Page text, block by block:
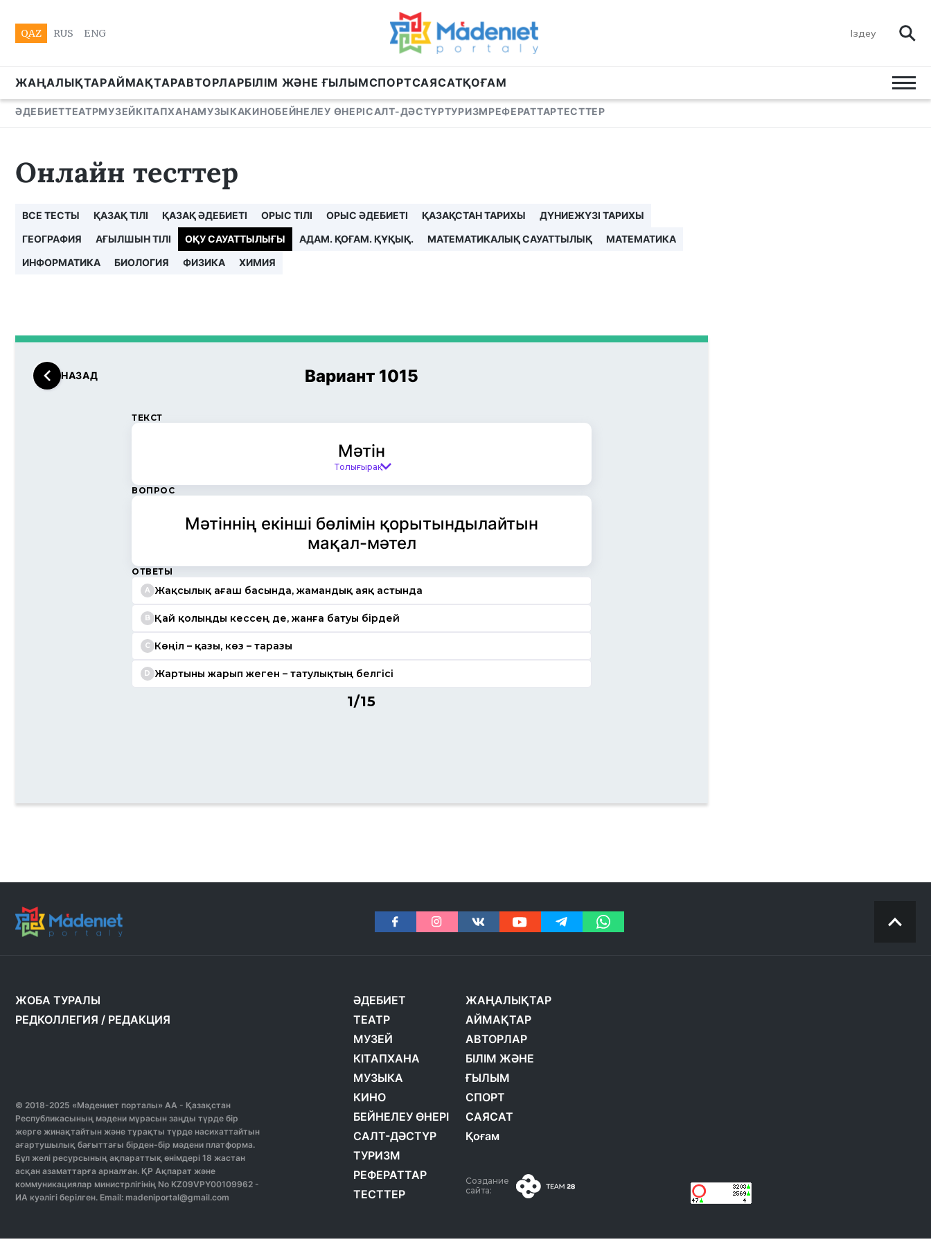
QAZ RUS ENG
ЖАҢАЛЫҚТАРАЙМАҚТАРАВТОРЛАРБІЛІМ ЖӘНЕ ҒЫЛЫМСПОРТСАЯСАТҚОҒАМ
ӘДЕБИЕТТЕАТРМУЗЕЙКІТАПХАНАМУЗЫКАКИНОБЕЙНЕЛЕУ ӨНЕРІСАЛТ-ДӘСТҮРТУРИЗМРЕФЕРАТТАРТЕСТТЕР
Онлайн тесттер
ВСЕ ТЕСТЫ ҚАЗАҚ ТІЛІ ҚАЗАҚ ӘДЕБИЕТІ ОРЫС ТІЛІ ОРЫС ӘДЕБИЕТІ ҚАЗАҚСТАН ТАРИХЫ
ДҮНИЕЖҮЗІ ТАРИХЫ
ГЕОГРАФИЯ
АҒЫЛШЫН ТІЛІ ОҚУ САУАТТЫЛЫҒЫ АДАМ. ҚОҒАМ. ҚҰҚЫҚ. МАТЕМАТИКАЛЫҚ САУАТТЫЛЫҚ
МАТЕМАТИКА
ИНФОРМАТИКА
БИОЛОГИЯ ФИЗИКА ХИМИЯ
НАЗАД Вариант 1015
ТЕКСТ
Мәтін
Толығырақ
ВОПРОС
Мәтіннің екінші бөлімін қорытындылайтын
мақал-мәтел
ОТВЕТЫ
A Жақсылық ағаш басында, жамандық аяқ астында
B Қай қолыңды кессең де, жанға батуы бірдей
C Көңіл – қазы, көз – таразы
D Жартыны жарып жеген – татулықтың белгісі
1/15
ЖОБА ТУРАЛЫ
РЕДКОЛЛЕГИЯ / РЕДАКЦИЯ
© 2018-2025 «Мәдениет порталы» АА - Қазақстан
Республикасының мәдени мұрасын заңды түрде бір
жерге жинақтайтын және тұрақты түрде насихаттайтын
ағартушылық бағыттағы бірден-бір мәдени платформа.
Бұл желі ресурсының ақпараттық өнімдері 18 жастан
асқан азаматтарға арналған. ҚР Ақпарат және
коммуникациялар министрлігінің No KZ09VPY00109962 -
ИА куәлігі берілген. Email: madeniportal@gmail.com
ӘДЕБИЕТ
ТЕАТР
МУЗЕЙ
КІТАПХАНА
МУЗЫКА
КИНО
БЕЙНЕЛЕУ ӨНЕРІ
САЛТ-ДӘСТҮР
ТУРИЗМ
РЕФЕРАТТАР
ТЕСТТЕР
ЖАҢАЛЫҚТАР
АЙМАҚТАР
АВТОРЛАР
БІЛІМ ЖӘНЕ
ҒЫЛЫМ
СПОРТ
САЯСАТ
Қоғам
Создание
сайта: